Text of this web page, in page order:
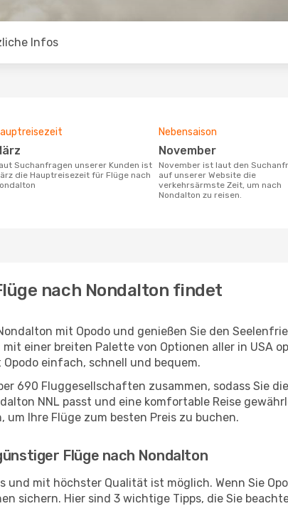
Infos
März
die Hauptreisezeit für Flüge nach
Nebensaison
November
November ist laut den Suchanfragen
auf unserer Website die
verkehrsärmste Zeit, um nach
Nondalton zu reisen.
nach Nondalton findet
mit Opodo und genießen Sie den
mit einer breiten Palette von Optionen aller in USA
einfach, schnell und bequem.
690 Fluggesellschaften zusammen, sodass Sie
NNL passt und eine komfortable Reise
um Ihre Flüge zum besten Preis zu buchen.
Flüge nach Nondalton
und mit höchster Qualität ist möglich. Wenn Sie
sichern. Hier sind 3 wichtige Tipps, die Sie